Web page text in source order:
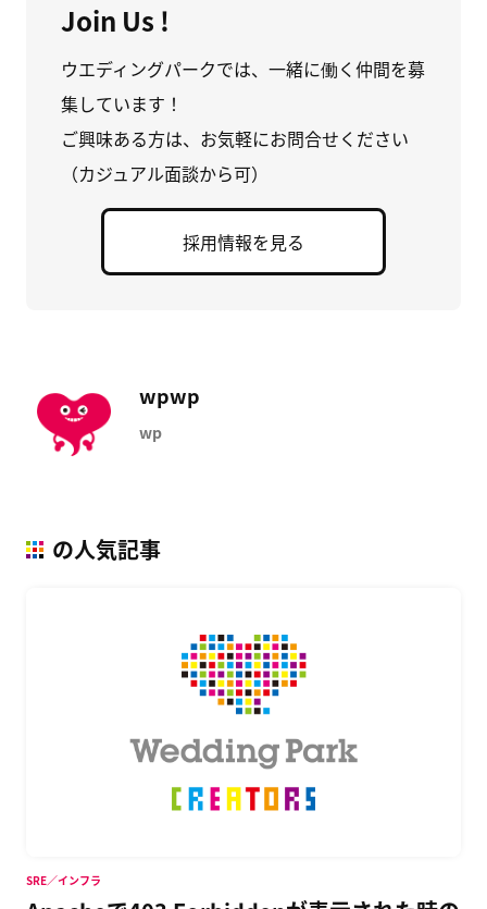
Join Us !
ウエディングパークでは、一緒に働く仲間を募
集しています！
ご興味ある方は、お気軽にお問合せください
（カジュアル面談から可）
採用情報を見る
wpwp
wp
の人気記事
SRE／インフラ